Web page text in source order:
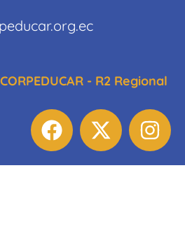
- R2 Regional